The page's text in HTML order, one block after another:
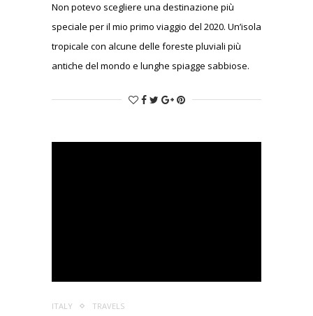
Non potevo scegliere una destinazione più
speciale per il mio primo viaggio del 2020. Un’isola
tropicale con alcune delle foreste pluviali più
antiche del mondo e lunghe spiagge sabbiose.
ITALY TRAVELS